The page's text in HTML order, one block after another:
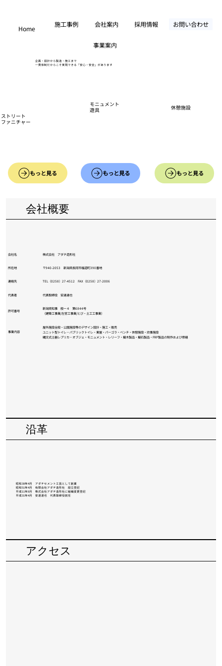
Home
施工事例 会社案内 採用情報 お問い合わせ
事業案内
企画・設計から製造・施工まで
​一貫体制だからこそ実現できる「安心・安全」があります
ストリート
ファニチャー
もっと見る
モニュメント
遊具
もっと見る
​休憩施設
もっと見る
会社概要
会社名 株式会社 アダチ造形社
所在地 〒940-2053 新潟県長岡市福道町390番地
連絡先 TEL（0258）27-4512 FAX（0258）27-2006
代表者 ​代表取締役 安達達也
​許可番号
新潟県知事 般ー４ 第6844号
（建築工事業/左官工事業/とび・土工工事業）
事業内容
屋外施設全般・公園施設等のデザイン設計・施工・販売
ユニット型トイレ・パブリックトイレ・東屋・パーゴラ・ベンチ・休憩施設・炊事施設
縄文式土器レプリカ・オブジェ・モニュメント・レリーフ・擬木製品・擬石製品・FRP製品の制作および修繕​
沿革
昭和38年4月 アダチセメント工芸として創業
昭和51年4月 有限会社アダチ造形社 設立登記
平成11年8月 株式会社アダチ造形社に組織変更登記
​平成31年4月 安達達也 代表取締役就任
アクセス